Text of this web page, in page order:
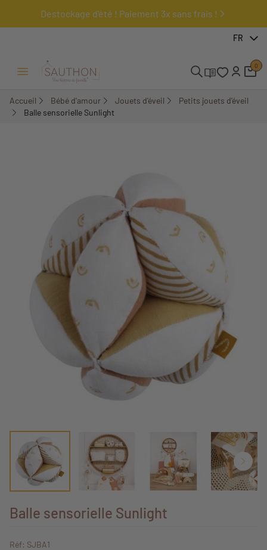
Destockage d'été ! Paiement 3x sans frais !
FR
Ouvrir/Fermer menu
0
Accueil Bébé d'amour Jouets d'éveil
Petits jouets d'éveil
Balle sensorielle Sunlight
Balle sensorielle Sunlight
Réf: SJBA1